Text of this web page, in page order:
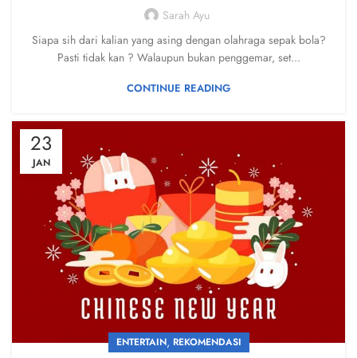
Sarah Ayu
Siapa sih dari kalian yang asing dengan olahraga sepak bola?
Pasti tidak kan ? Walaupun bukan penggemar, set...
CONTINUE READING
23
JAN
ENTERTAIN, REKOMENDASI